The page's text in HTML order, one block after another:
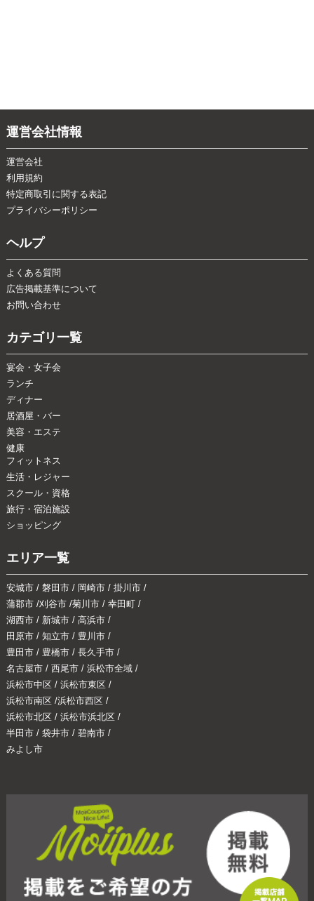
運営会社情報
運営会社
利用規約
特定商取引に関する表記
プライバシーポリシー
ヘルプ
よくある質問
広告掲載基準について
お問い合わせ
カテゴリ一覧
宴会・女子会
ランチ
ディナー
居酒屋・バー
美容・エステ
健康
フィットネス
生活・レジャー
スクール・資格
旅行・宿泊施設
ショッピング
エリア一覧
安城市/ 磐田市/ 岡崎市/ 掛川市/
蒲郡市/刈谷市/菊川市/ 幸田町/
湖西市/ 新城市/ 高浜市/
田原市/ 知立市/ 豊川市/
豊田市/ 豊橋市/ 長久手市/
名古屋市/ 西尾市/ 浜松市全域/
浜松市中区 / 浜松市東区 /
浜松市南区 /浜松市西区 /
浜松市北区 / 浜松市浜北区 /
半田市/ 袋井市/ 碧南市/
みよし市